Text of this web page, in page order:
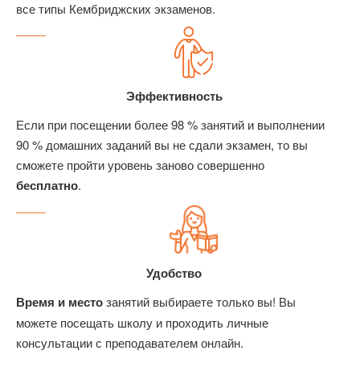
все типы Кембриджских экзаменов.
Эффективность
Если при посещении более 98 % занятий и выполнении
90 % домашних заданий вы не сдали экзамен, то вы
сможете пройти уровень заново совершенно
бесплатно.
Удобство
Время и местозанятий выбираете только вы! Вы
можете посещать школу и проходить личные
консультации с преподавателем онлайн.